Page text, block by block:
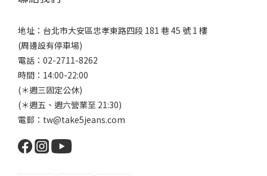
地址：台北市大安區忠孝東路四段 181 巷 45 號 1 樓
(周邊設有停車場)
電話：02-2711-8262
時間：14:00-22:00
(＊週三固定公休)
(＊週五、週六營業至 21:30)
電郵：tw@take5jeans.com